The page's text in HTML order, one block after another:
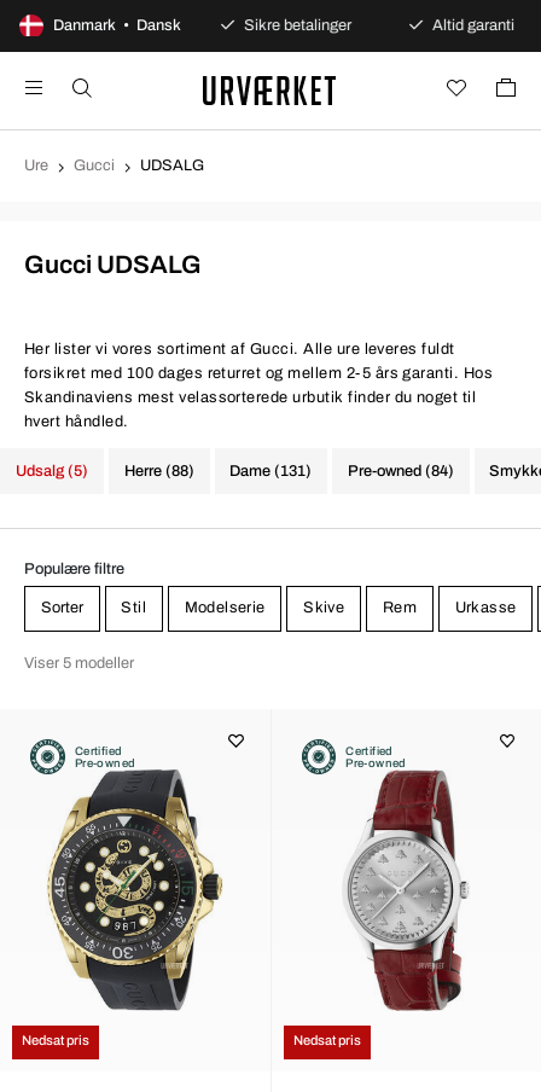
Danmark • Dansk
dages åbent køb Sikre betalinger Altid garanti
Ure Gucci UDSALG
Gucci UDSALG
Her lister vi vores sortiment af Gucci. Alle ure leveres fuldt
forsikret med 100 dages returret og mellem 2-5 års garanti. Hos
Skandinaviens mest velassorterede urbutik finder du noget til
hvert håndled.
Herre (88) Dame (131) Pre-owned (84)
Udsalg (5)
Populære filtre
Sorter Stil Modelserie Skive Rem Urkasse
Viser 5 modeller
Certified
Pre-owned
Nedsat pris
Certified
Pre-owned
Nedsat pris